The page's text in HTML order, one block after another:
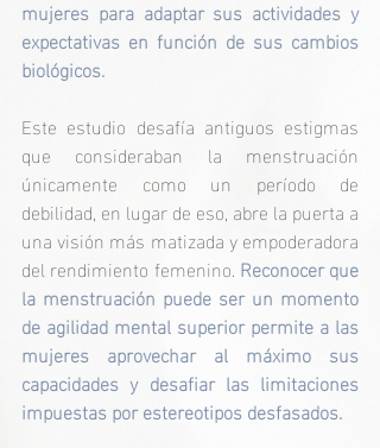
mujeres para adaptar sus actividades y
expectativas en función de sus cambios
biológicos.
Este estudio desafía antiguos estigmas
que consideraban la menstruación
únicamente como un período de
debilidad, en lugar de eso, abre la puerta a
una visión más matizada y empoderadora
del rendimiento femenino. Reconocer que
la menstruación puede ser un momento
de agilidad mental superior permite a las
mujeres aprovechar al máximo sus
capacidades y desafiar las limitaciones
impuestas por estereotipos desfasados.